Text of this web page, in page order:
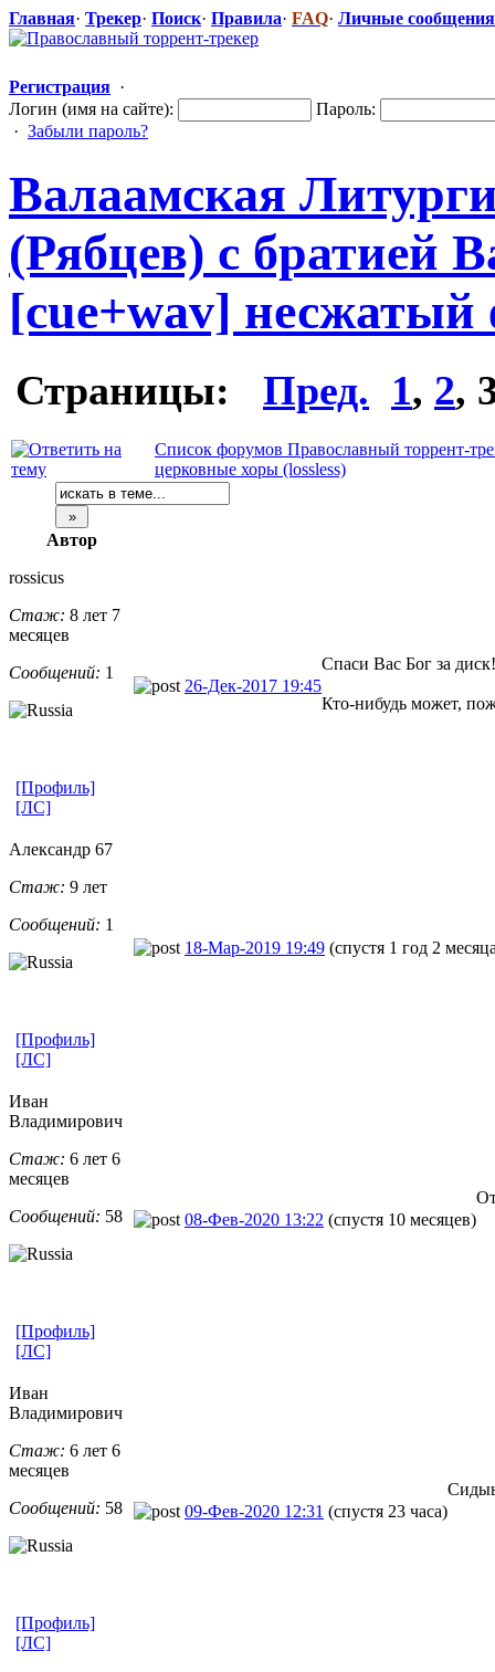
Главная· Трекер· Поиск· Правила· FAQ· Личные сообщения
Регистрация ·
Логин (имя на сайте):
Пароль:
· Забыли пароль?
Валаамская
(Рябцев) с братией
[cue+wav] несжатый
Страницы: Пред. 1, 2,
Список форумов Православный торрент-
церковные хоры (lossless)
Автор
rossicus
Стаж: 8 лет 7
месяцев
Сообщений: 1
26-Дек-2017 19:45
Спаси Вас Бог за
Кто-нибудь может,
[Профиль]
[ЛС]
Александр 67
Стаж: 9 лет
Сообщений: 1
18-Мар-2019 19:49 (спустя 1 год 2
[Профиль]
[ЛС]
Иван
Владимирович
Стаж: 6 лет 6
месяцев
Сообщений: 58 08-Фев-2020 13:22 (спустя 10 месяцев)
[Профиль]
[ЛС]
Иван
Владимирович
Стаж: 6 лет 6
месяцев
Сообщений: 58 09-Фев-2020 12:31 (спустя 23 часа)
[Профиль]
[ЛС]